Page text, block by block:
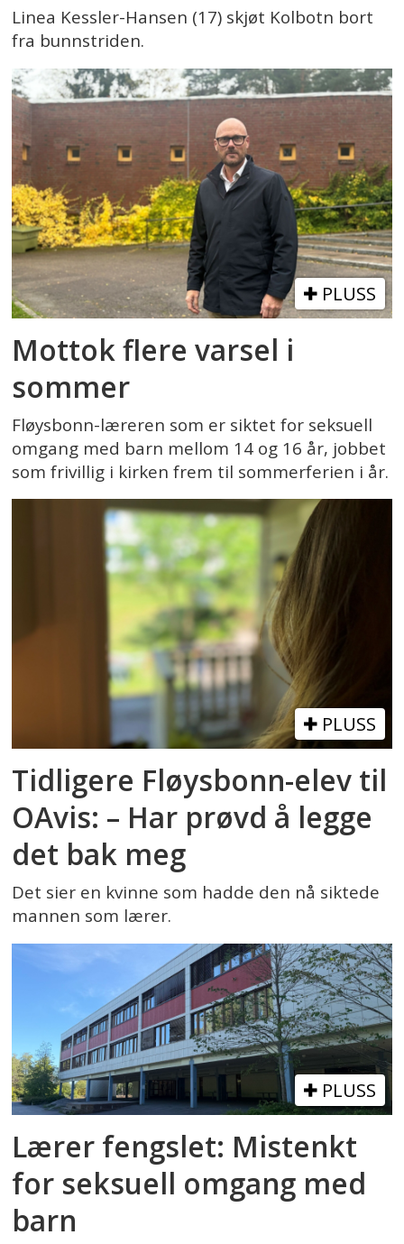
Linea Kessler-Hansen (17) skjøt Kolbotn bort
fra bunnstriden.
PLUSS
Mottok flere varsel i
sommer
Fløysbonn-læreren som er siktet for seksuell
omgang med barn mellom 14 og 16 år, jobbet
som frivillig i kirken frem til sommerferien i år.
PLUSS
Tidligere Fløysbonn-elev til
OAvis: – Har prøvd å legge
det bak meg
Det sier en kvinne som hadde den nå siktede
mannen som lærer.
PLUSS
Lærer fengslet: Mistenkt
for seksuell omgang med
barn